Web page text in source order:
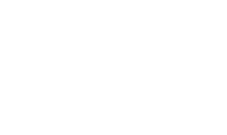
cm / 55 in, Kolor: Wielokolorowe, Rozmiar: 105C